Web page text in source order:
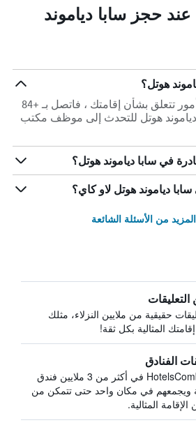
عند حجز سابا دياموند
هوتل؟
إذا كانت لديك أسئلة أو أمور تتعلق بشأن إقامتك ، فاتصل بـ +84
على سابا دياموند هوتل للتحدث إلى موظف مكتب
في سابا دياموند هوتل؟
دياموند هوتل لاو كاي؟
من الأسئلة الشائعة
التعليقات
حقيقية من ملايين النزلاء، مثلك
المثالية بكل ثقة!
الفنادق
يبحث HotelsCombined في أكثر من 3 ملايين فندق
ويجمعهم في مكان واحد حتى تتمكن من
المثالية.